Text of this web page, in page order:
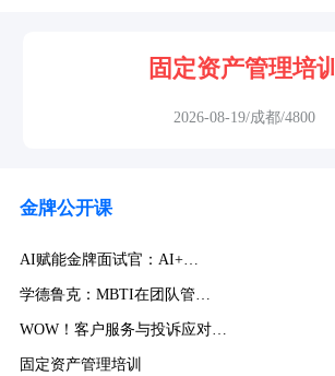
固定资产管理培训
2026-08-19/成都/4800
金牌公开课
AI赋能金牌面试官：AI+…
学德鲁克：MBTI在团队管…
WOW！客户服务与投诉应对…
固定资产管理培训